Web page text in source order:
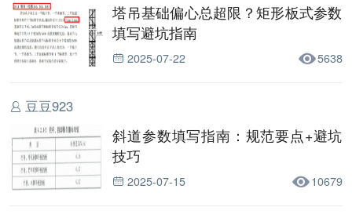
塔吊基础偏心总超限？矩形板式参数
填写避坑指南
2025-07-22 5638
豆豆923
斜道参数填写指南：规范要点+避坑
技巧
2025-07-15 10679